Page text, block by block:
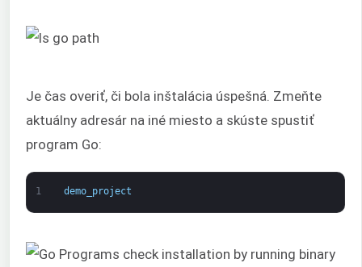
Je čas overiť, či bola inštalácia úspešná. Zmeňte
aktuálny adresár na iné miesto a skúste spustiť
program Go:
1 demo_project